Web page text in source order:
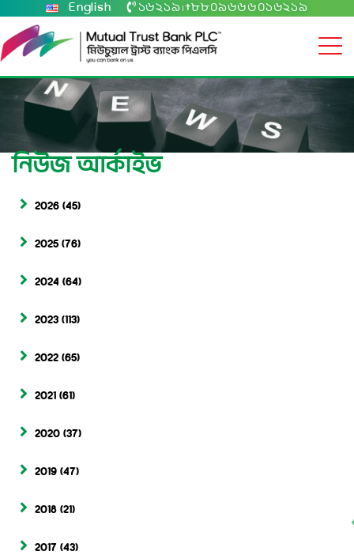
English ১৬২১৯ +৮৮০৯৬৬৬০১৬২১৯
নিউজ আর্কাইভ
2026 (45)
2025 (76)
2024 (64)
2023 (113)
2022 (65)
2021 (61)
2020 (37)
2019 (47)
2018 (21)
2017 (43)